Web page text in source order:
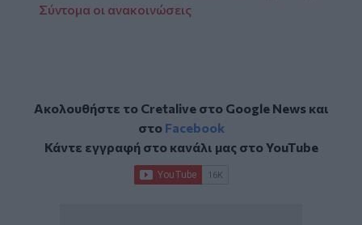
Σύντομα οι ανακοινώσεις
Ακολουθήστε το Cretalive στο Google Newsκαι
στο Facebook
Κάντε εγγραφή στο κανάλι μας στοYouTube